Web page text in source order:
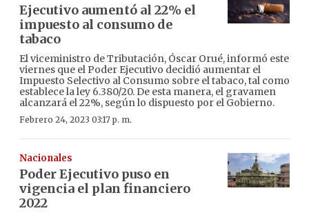
Ejecutivo aumentó al 22% el
impuesto al consumo de
tabaco
El viceministro de Tributación, Óscar Orué, informó este
viernes que el Poder Ejecutivo decidió aumentar el
Impuesto Selectivo al Consumo sobre el tabaco, tal como
establece la ley 6.380/20. De esta manera, el gravamen
alcanzará el 22%, según lo dispuesto por el Gobierno.
Febrero 24, 2023 03:17 p. m.
Nacionales
Poder Ejecutivo puso en
vigencia el plan financiero
2022